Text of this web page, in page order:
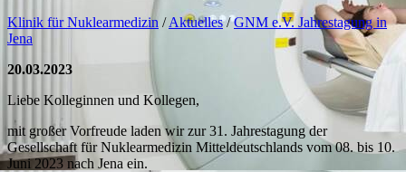
Klinik für Nuklearmedizin /Aktuelles/GNM e.V. Jahrestagung in
Jena
20.03.2023
Liebe Kolleginnen und Kollegen,
mit großer Vorfreude laden wir zur 31. Jahrestagung der
Gesellschaft für Nuklearmedizin Mitteldeutschlands vom 08. bis 10.
Juni 2023 nach Jena ein.